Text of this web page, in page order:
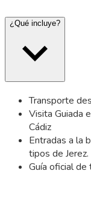
¿Qué incluye?
Transporte
Visita Guiada
Cádiz
Entradas a la
tipos de Jerez.
Guía oficial